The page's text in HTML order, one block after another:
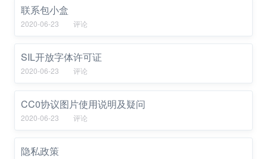
联系包小盒
2020-06-23 评论
SIL开放字体许可证
2020-06-23 评论
CC0协议图片使用说明及疑问
2020-06-23 评论
隐私政策